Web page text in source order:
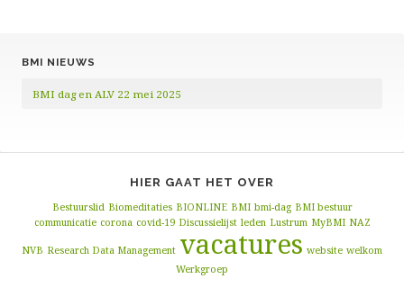
BMI NIEUWS
BMI dag en ALV 22 mei 2025
HIER GAAT HET OVER
Bestuurslid Biomeditaties BIONLINE BMI bmi-dag BMI bestuur
communicatie corona covid-19 Discussielijst leden Lustrum MyBMI NAZ
NVB Research Data Management vacatures website welkom
Werkgroep